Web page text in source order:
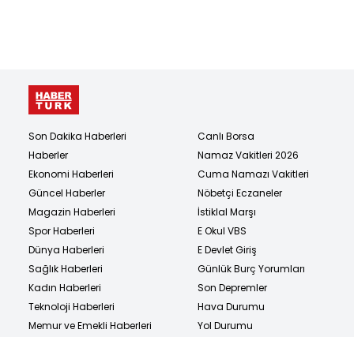
Son Dakika Haberleri
Haberler
Ekonomi Haberleri
Güncel Haberler
Magazin Haberleri
Spor Haberleri
Dünya Haberleri
Sağlık Haberleri
Kadın Haberleri
Teknoloji Haberleri
Memur ve Emekli Haberleri
Canlı Borsa
Namaz Vakitleri 2026
Cuma Namazı Vakitleri
Nöbetçi Eczaneler
İstiklal Marşı
E Okul VBS
E Devlet Giriş
Günlük Burç Yorumları
Son Depremler
Hava Durumu
Yol Durumu